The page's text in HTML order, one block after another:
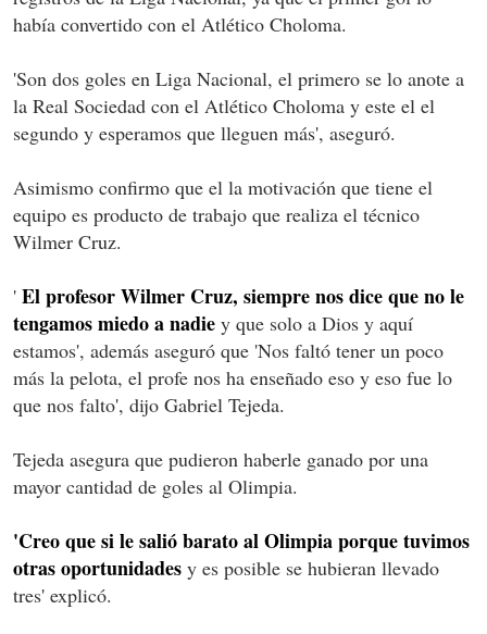
había convertido con el Atlético Choloma.
'Son dos goles en Liga Nacional, el primero se lo anote a
la Real Sociedad con el Atlético Choloma y este el el
segundo y esperamos que lleguen más', aseguró.
Asimismo confirmo que el la motivación que tiene el
equipo es producto de trabajo que realiza el técnico
Wilmer Cruz.
' El profesor Wilmer Cruz, siempre nos dice que no le
tengamos miedo a nadie y que solo a Dios y aquí
estamos', además aseguró que 'Nos faltó tener un poco
más la pelota, el profe nos ha enseñado eso y eso fue lo
que nos falto', dijo Gabriel Tejeda.
Tejeda asegura que pudieron haberle ganado por una
mayor cantidad de goles al Olimpia.
'Creo que si le salió barato al Olimpia porque tuvimos
otras oportunidades y es posible se hubieran llevado
tres' explicó.